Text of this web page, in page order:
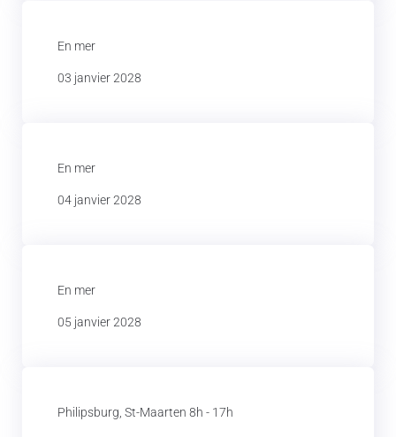
En mer
03 janvier 2028
En mer
04 janvier 2028
En mer
05 janvier 2028
Philipsburg, St-Maarten 8h - 17h